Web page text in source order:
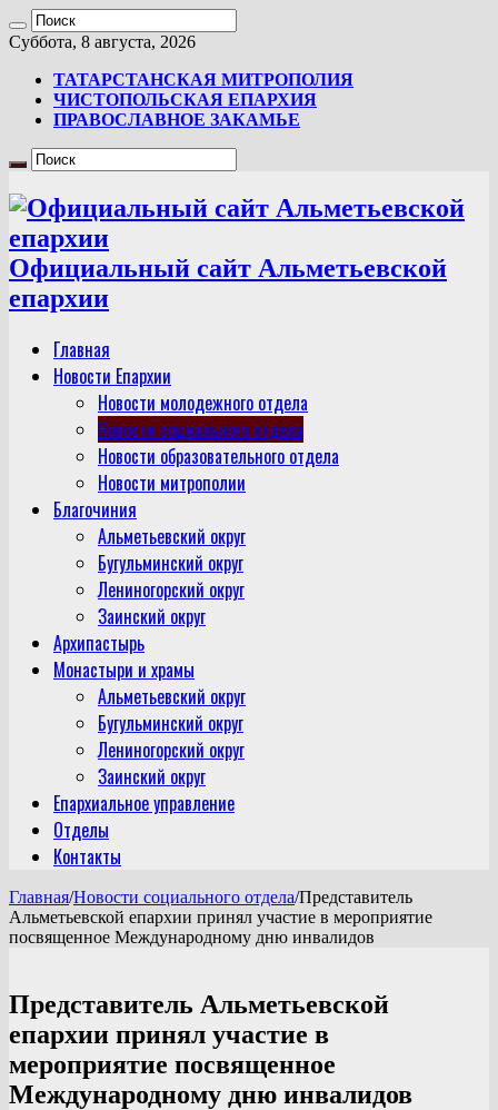
Суббота, 8 августа, 2026
ТАТАРСТАНСКАЯ МИТРОПОЛИЯ
ЧИСТОПОЛЬСКАЯ ЕПАРХИЯ
ПРАВОСЛАВНОЕ ЗАКАМЬЕ
Официальный сайт Альметьевской
епархии
Главная
Новости Епархии
Новости молодежного отдела
Новости социального отдела
Новости образовательного отдела
Новости митрополии
Благочиния
Альметьевский округ
Бугульминский округ
Лениногорский округ
Заинский округ
Архипастырь
Монастыри и храмы
Альметьевский округ
Бугульминский округ
Лениногорский округ
Заинский округ
Епархиальное управление
Отделы
Контакты
Главная/Новости социального отдела/Представитель
Альметьевской епархии принял участие в мероприятие
посвященное Международному дню инвалидов
Представитель Альметьевской
епархии принял участие в
мероприятие посвященное
Международному дню инвалидов